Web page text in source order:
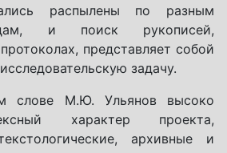
распылены по разным
и поиск рукописей,
представляет собой
задачу.
слове М.Ю. Ульянов высоко
характер проекта,
архивные и